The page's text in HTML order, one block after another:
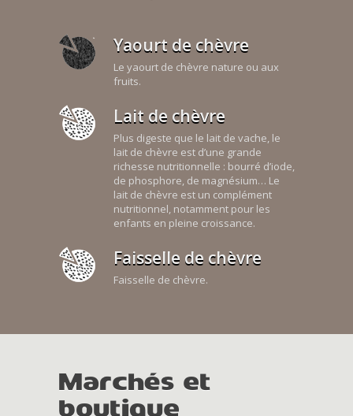
Yaourt de chèvre
Le yaourt de chèvre nature ou aux
fruits.
Lait de chèvre
Plus digeste que le lait de vache, le
lait de chèvre est d’une grande
richesse nutritionnelle : bourré d’iode,
de phosphore, de magnésium… Le
lait de chèvre est un complément
nutritionnel, notamment pour les
enfants en pleine croissance.
Faisselle de chèvre
Faisselle de chèvre.
Marchés et
boutique